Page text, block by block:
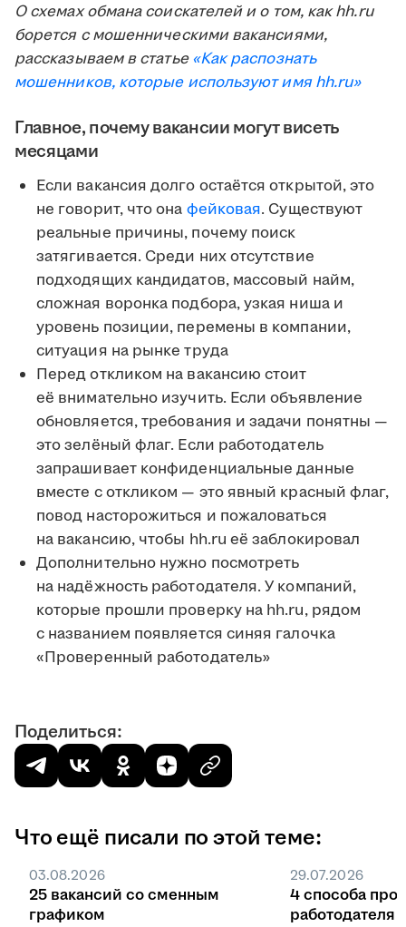
О схемах обмана соискателей и о том, как hh.ru
борется с мошенническими вакансиями,
рассказываем в статье«Как распознать
мошенников, которые используют имя hh.ru»
Главное, почему вакансии могут висеть
месяцами
Если вакансия долго остаётся открытой, это
не говорит, что она фейковая. Существуют
реальные причины, почему поиск
затягивается. Среди них отсутствие
подходящих кандидатов, массовый найм,
сложная воронка подбора, узкая ниша и
уровень позиции, перемены в компании,
ситуация на рынке труда
Перед откликом на вакансию стоит
её внимательно изучить. Если объявление
обновляется, требования и задачи понятны —
это зелёный флаг. Если работодатель
запрашивает конфиденциальные данные
вместе с откликом — это явный красный флаг,
повод насторожиться и пожаловаться
на вакансию, чтобы hh.ru её заблокировал
Дополнительно нужно посмотреть
на надёжность работодателя. У компаний,
которые прошли проверку на hh.ru, рядом
с названием появляется синяя галочка
«Проверенный работодатель»
Поделиться:
Что ещё писали по этой теме:
03.08.2026
25 вакансий со сменным
графиком
29.07.2026
4 способа
работодателя